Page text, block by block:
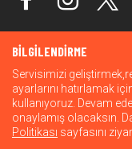
© 2026 Warner Bros.
hakları saklıdır.
BİLGİLENDİRME
Servisimizi
ayarlarını hatırlamak
kullanıyoruz. Devam
onaylamış olacaksın.
Politikası sayfasını